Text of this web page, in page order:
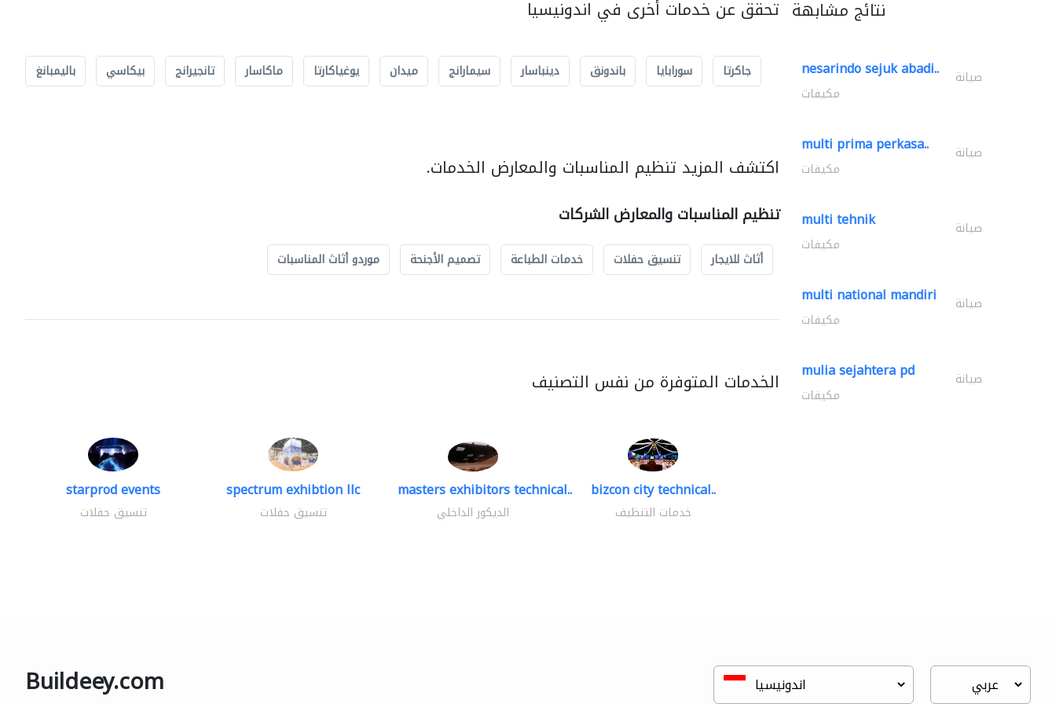
تحقق عن خدمات أخرى في اندونيسيا
جاكرتا سورابايا باندونق دينباسار سيمارانج ميدان يوغياكارتا ماكاسار تانجيرانج بيكاسي باليمبانغ
اكتشف المزيد تنظيم المناسبات والمعارض الخدمات.
تنظيم المناسبات والمعارض الشركات
أثاث للايجار تنسيق حفلات خدمات الطباعة تصميم الأجنحة موردو أثاث المناسبات
الخدمات المتوفرة من نفس التصنيف
starprod events
تنسيق حفلات
spectrum exhibtion llc
تنسيق حفلات
masters exhibitors technical..
الديكور الداخلي
bizcon city technical..
خدمات التنظيف
نتائج مشابهة
nesarindo sejuk abadi.. صيانة
مكيفات
multi prima perkasa.. صيانة
مكيفات
multi tehnik صيانة
مكيفات
multi national mandiri صيانة
مكيفات
mulia sejahtera pd صيانة
مكيفات
Buildeey.com